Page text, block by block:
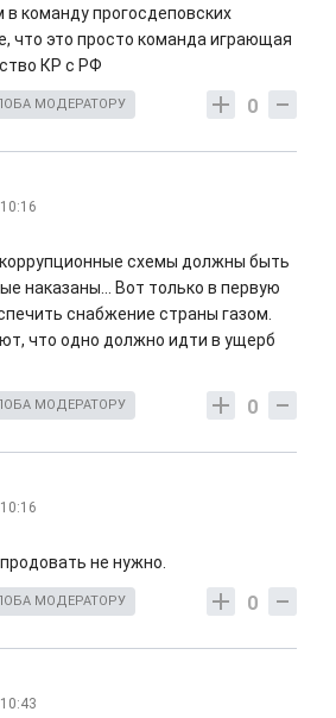
команду прогосдеповских
что это просто команда играющая
КР с РФ
0
МОДЕРАТОРУ
схемы должны быть
наказаны... Вот только в первую
снабжение страны газом.
что одно должно идти в ущерб
0
МОДЕРАТОРУ
не нужно.
0
МОДЕРАТОРУ